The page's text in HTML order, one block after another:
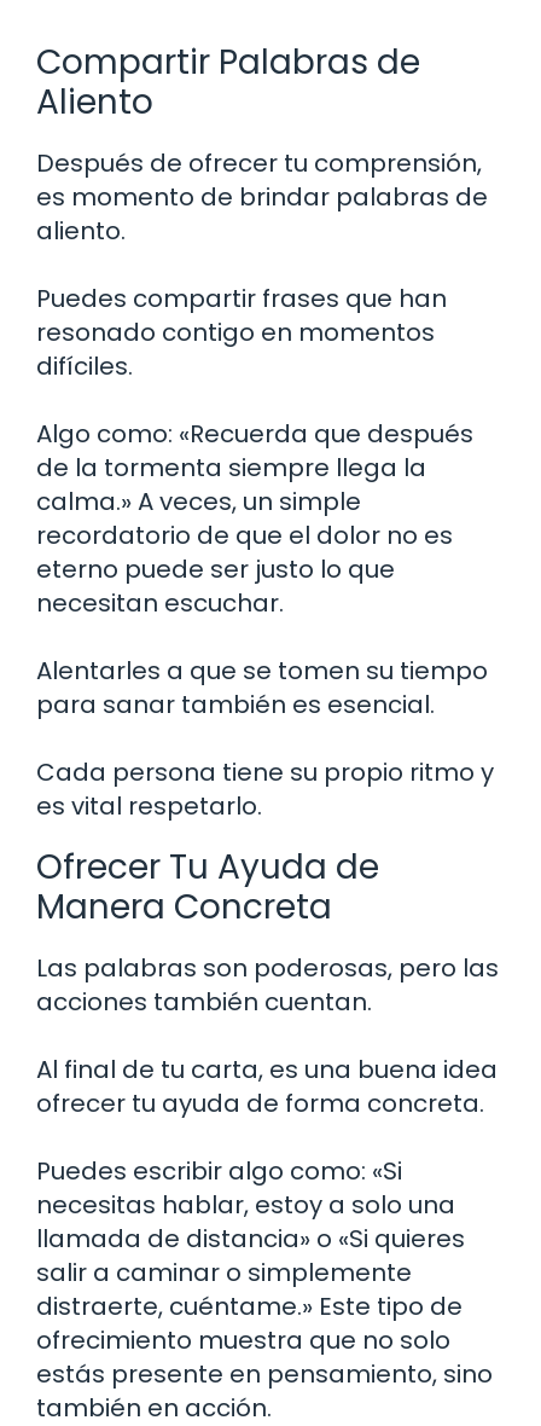
Compartir Palabras de
Aliento
Después de ofrecer tu comprensión,
es momento de brindar palabras de
aliento.
Puedes compartir frases que han
resonado contigo en momentos
difíciles.
Algo como: «Recuerda que después
de la tormenta siempre llega la
calma.» A veces, un simple
recordatorio de que el dolor no es
eterno puede ser justo lo que
necesitan escuchar.
Alentarles a que se tomen su tiempo
para sanar también es esencial.
Cada persona tiene su propio ritmo y
es vital respetarlo.
Ofrecer Tu Ayuda de
Manera Concreta
Las palabras son poderosas, pero las
acciones también cuentan.
Al final de tu carta, es una buena idea
ofrecer tu ayuda de forma concreta.
Puedes escribir algo como: «Si
necesitas hablar, estoy a solo una
llamada de distancia» o «Si quieres
salir a caminar o simplemente
distraerte, cuéntame.» Este tipo de
ofrecimiento muestra que no solo
estás presente en pensamiento, sino
también en acción.